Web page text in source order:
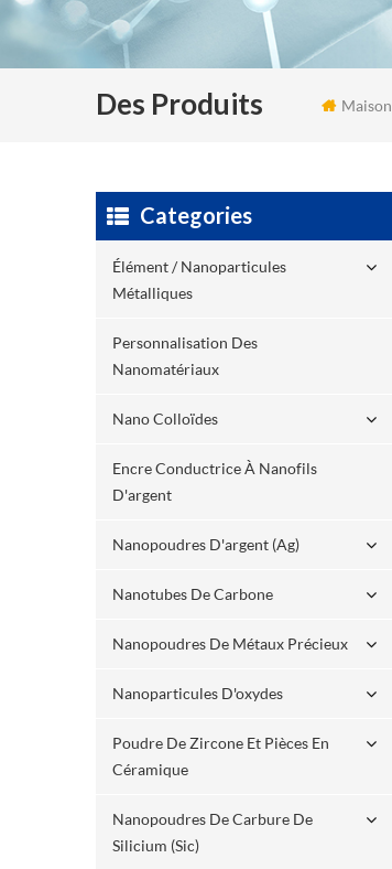
Des Produits Maison
Categories
Élément / Nanoparticules
Métalliques
Personnalisation Des
Nanomatériaux
Nano Colloïdes
Encre Conductrice À Nanofils
D'argent
Nanopoudres D'argent (ag)
Nanotubes De Carbone
Nanopoudres De Métaux Précieux
Nanoparticules D'oxydes
Poudre De Zircone Et Pièces En
Céramique
Nanopoudres De Carbure De
Silicium (sic)